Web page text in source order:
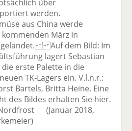
über
werden.
aus China werde
März in
Auf dem Bild: Im
lagert Sebastian
erste Palette in die
TK-Lagers ein. V.l.n.r.:
Bartels, Britta Heine. Eine
des Bildes erhalten Sie hier.
(Januar 2018,